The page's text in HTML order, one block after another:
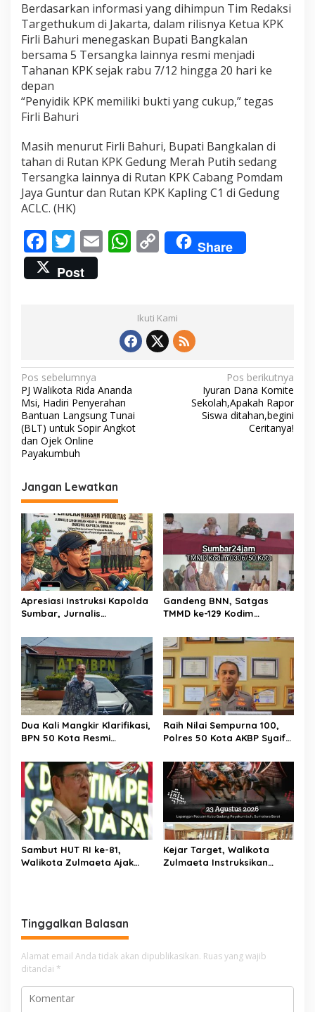
t
e
t
a
p
k
n
s
a
n
g
k
s
a
B
e
l
Berdasarkan informasi yang dihimpun Tim Redaksi
Targethukum di Jakarta, dalam rilisnya Ketua KPK
Firli Bahuri menegaskan Bupati Bangkalan
bersama 5 Tersangka lainnya resmi menjadi
Tahanan KPK sejak rabu 7/12 hingga 20 hari ke
depan
“Penyidik KPK memiliki bukti yang cukup,” tegas
Firli Bahuri
Masih menurut Firli Bahuri, Bupati Bangkalan di
tahan di Rutan KPK Gedung Merah Putih sedang
Tersangka lainnya di Rutan KPK Cabang Pomdam
Jaya Guntur dan Rutan KPK Kapling C1 di Gedung
ACLC. (HK)
F
ac
e
k
T
w
itt
E W
s
A
p
p
C
o
y
Li
n
k
Share
Post
Ikuti Kami
N
a
v
i
g
a
s
i
p
o
s
Pos sebelumnya
PJ Walikota Rida Ananda
Msi, Hadiri Penyerahan
Bantuan Langsung Tunai
(BLT) untuk Sopir Angkot
dan Ojek Online
Payakumbuh
Pos berikutnya
Iyuran Dana Komite
Sekolah,Apakah Rapor
Siswa ditahan,begini
Ceritanya!
Jangan Lewatkan
Apresiasi Instruksi Kapolda
Sumbar, Jurnalis
Pemberantasan Kejahatan
BBM dan Tambang Ilegal
Gandeng BNN, Satgas
TMMD ke-129 Kodim
Warga Soal Bahaya
Narkoba
Dua Kali Mangkir Klarifikasi,
BPN 50 Kota Resmi
Penerbitan Sertifikat Tanah
Inisial JP yang Disanggah
Hendryola Asmira
Raih Nilai Sempurna 100,
Polres 50 Kota AKBP Syaiful
Sabet Penghargaan KPPN
Bukittinggi Awards 2026
Sambut HUT RI ke-81,
Walikota Zulmaeta Ajak
Kejar Target, Walikota
Zulmaeta Instruksikan
Tinggalkan Balasan
Alamat email Anda tidak akan dipublikasikan. Ruas yang wajib
ditandai *